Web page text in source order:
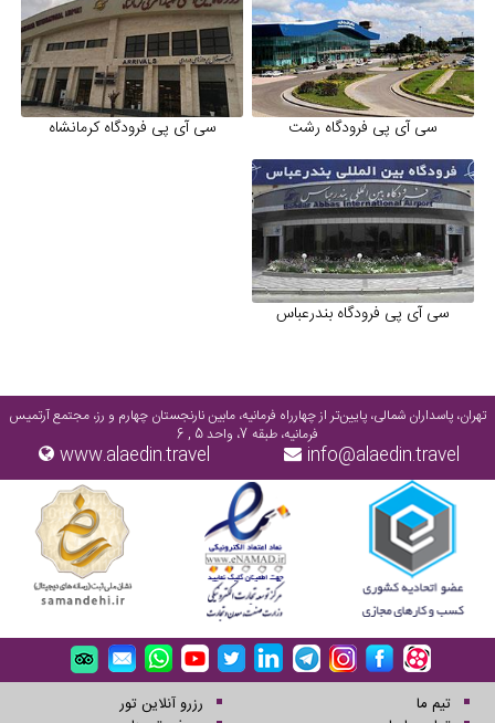
سی آی پی فرودگاه رشت سی آی پی فرودگاه کرمانشاه
سی آی پی فرودگاه بندرعباس
تهران، پاسداران شمالی، پایین‌تر از چهارراه فرمانیه، مابین نارنجستان چهارم و رز، مجتمع آرتمیس
فرمانیه، طبقه 7، واحد 5 , 6
info@alaedin.travel
www.alaedin.travel
تیم ما
رزرو آنلاین تور